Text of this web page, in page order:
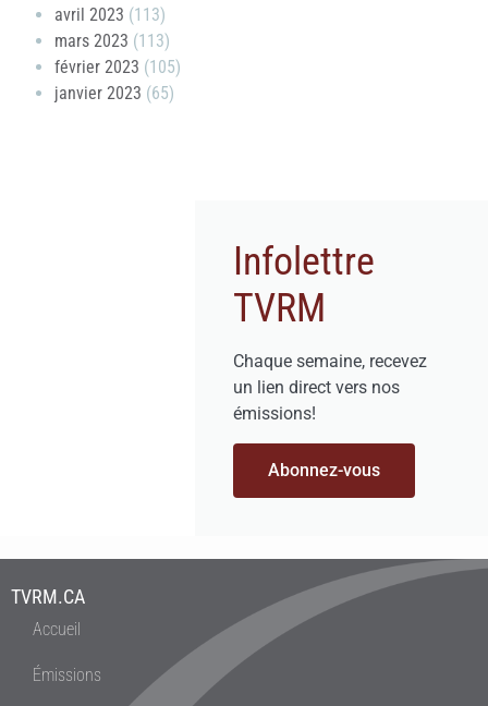
avril 2023 (113)
mars 2023 (113)
février 2023 (105)
janvier 2023 (65)
Infolettre
TVRM
Chaque semaine, recevez
un lien direct vers nos
émissions!
Abonnez-vous
TVRM.CA
Accueil
Émissions